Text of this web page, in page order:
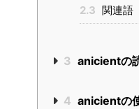
2.3 関連語
3 anicientの
4 anicientの